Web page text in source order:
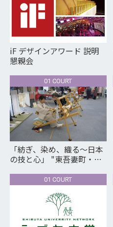
iF デザインアワード 説明
懇親会
01 COURT
「紡ぎ、染め、織る～日本
の技と心」 "東吾妻町・藍
展「麻・藍・布」 ～繊維作
り、布作り、染めの技の伝
01 COURT